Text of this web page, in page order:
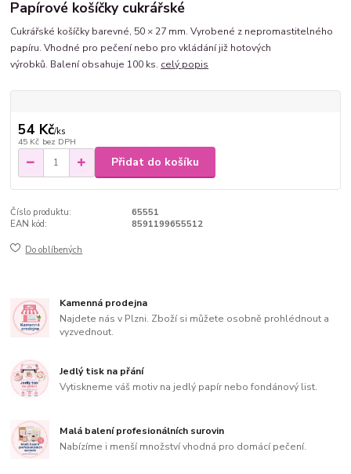
Papírové košíčky cukrářské
Cukrářské košíčky barevné, 50 × 27 mm. Vyrobené z nepromastitelného
papíru. Vhodné pro pečení nebo pro vkládání již hotových
výrobků. Balení obsahuje 100 ks. celý popis
54 Kč/ks
45 Kč bez DPH
Přidat do košíku
Číslo produktu:
65551
EAN kód:
8591199655512
Do oblíbených
Kamenná prodejna
Najdete nás v Plzni. Zboží si můžete osobně prohlédnout a
vyzvednout.
Jedlý tisk na přání
Vytiskneme váš motiv na jedlý papír nebo fondánový list.
Malá balení profesionálních surovin
Nabízíme i menší množství vhodná pro domácí pečení.